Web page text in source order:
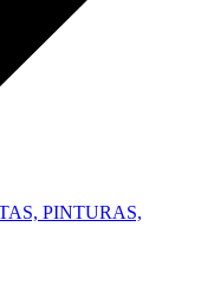
PINTURAS,